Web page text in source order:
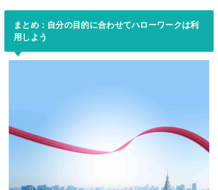
まとめ：自分の目的に合わせてハローワークは利
用しよう